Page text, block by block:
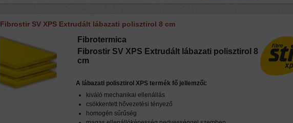
Fibrostir SV XPS Extrudált lábazati polisztirol 8 cm
Fibrotermica
Fibrostir SV XPS Extrudált lábazati polisztirol 8
cm
A lábazati polisztirol XPS termék fő jellemzői:
kiváló mechanikai ellenállás
csökkentett hővezetési tényező
homogén sűrűség